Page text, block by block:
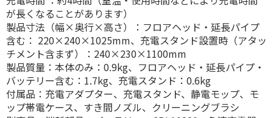
が長くなることがあります）
製品寸法（幅×奥行×高さ）：フロアヘッド・延長パイプ
含む： 220×240×1025mm、充電スタンド設置時（アタッ
チメント含まず）：240×230×1100mm
製品質量：本体のみ：0.9kg、フロアヘッド・延長パイプ・
バッテリー含む：1.7kg、充電スタンド：0.6kg
付属品：充電アダプター、充電スタンド、静電モップ、モ
ップ帯電ケース、すき間ノズル、クリーニングブラシ